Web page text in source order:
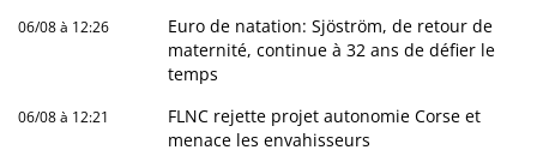
06/08 à 12:26
Euro de natation: Sjöström, de retour de
maternité, continue à 32 ans de défier le
temps
06/08 à 12:21
FLNC rejette projet autonomie Corse et
menace les envahisseurs